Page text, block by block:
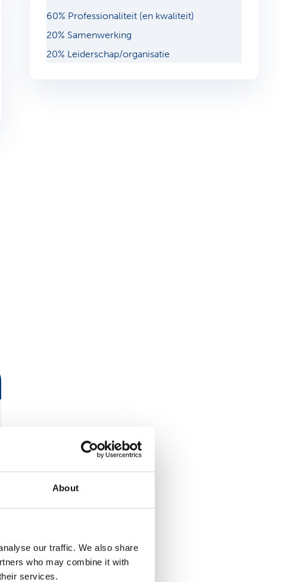
About
our traffic. We also share
who may combine it with
services.
60% Professionaliteit (en kwaliteit)
20% Samenwerking
20% Leiderschap/organisatie